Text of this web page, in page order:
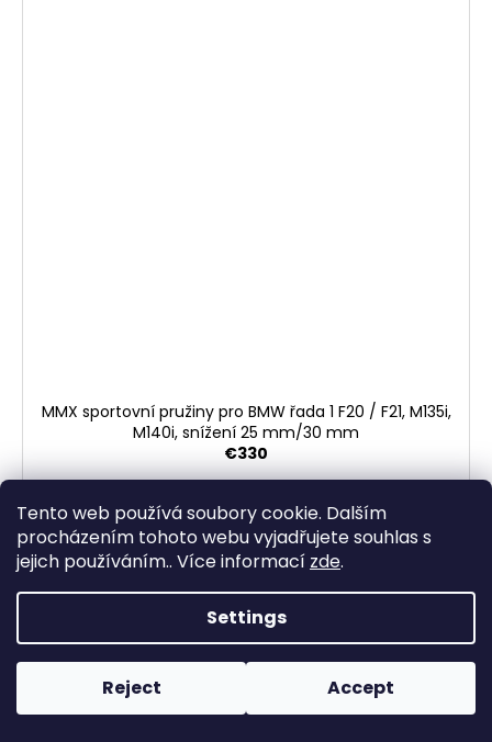
Tento web používá soubory cookie. Dalším
procházením tohoto webu vyjadřujete souhlas s
jejich používáním.. Více informací zde.
Settings
Reject Accept
MMX sportovní pružiny pro BMW řada 1 F20 / F21, M135i,
M140i, snížení 25 mm/30 mm
€330
DETAIL